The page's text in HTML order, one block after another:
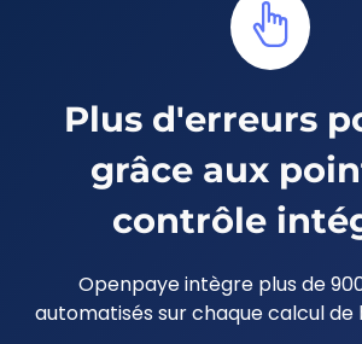
Plus d'erreurs
grâce aux
contrôle
Openpaye intègre plus de
automatisés sur chaque calcul de